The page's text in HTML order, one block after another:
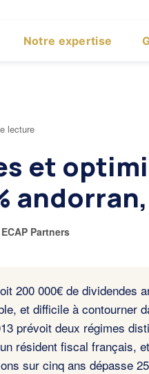
Notre expertise
lecture
et
ECAP Partners
200 000€ de dividendes
et difficile à contourner
prévoit deux régimes
résident fiscal français,
sur cinq ans dépasse